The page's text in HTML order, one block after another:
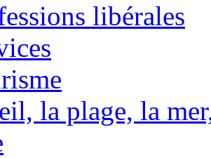
libérales
la plage, la